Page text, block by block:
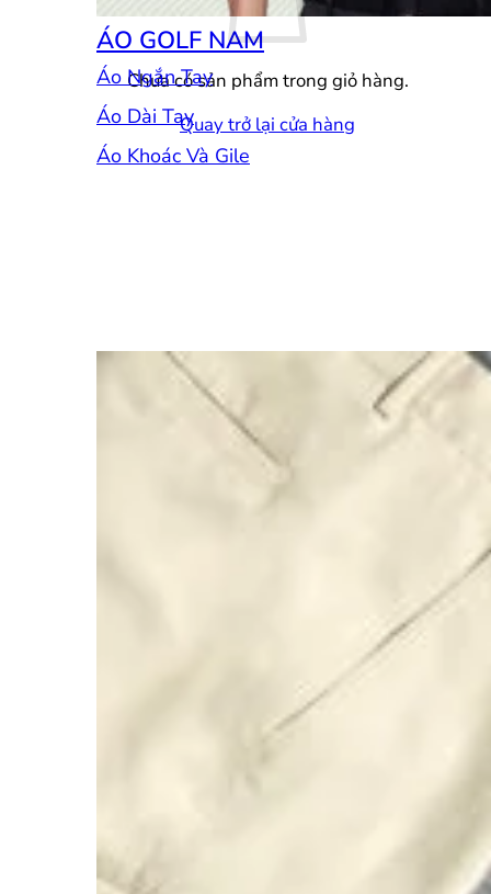
Chưa có sản phẩm trong giỏ hàng.
Quay trở lại cửa hàng
ÁO GOLF NAM
Áo Ngắn Tay
Áo Dài Tay
Áo Khoác Và Gile